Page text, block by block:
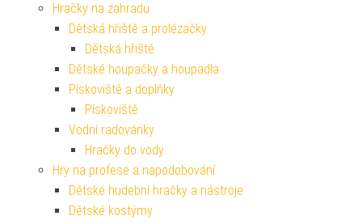
Hračky na zahradu
Dětská hřiště a prolézačky
Dětská hřiště
Dětské houpačky a houpadla
Pískoviště a doplňky
Pískoviště
Vodní radovánky
Hračky do vody
Hry na profese a napodobování
Dětské hudební hračky a nástroje
Dětské kostýmy